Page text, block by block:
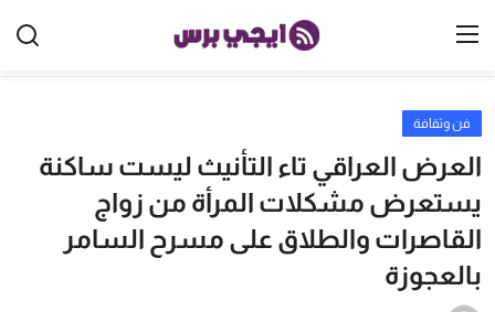
الرئيسية
الخليج
العالم
فن وثقافة
العرض العراقي تاء التأنيث ليست ساكنة
يستعرض مشكلات المرأة من زواج
القاصرات والطلاق على مسرح السامر
بالعجوزة